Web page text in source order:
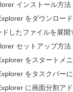
インストール方法
をダウンロー
ドしたファイルを展開
セットアップ方法
をスタートメ
をタスクバー
に画面分割ア